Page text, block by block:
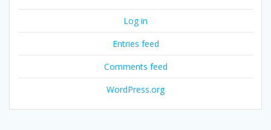
Log in
Entries feed
Comments feed
WordPress.org